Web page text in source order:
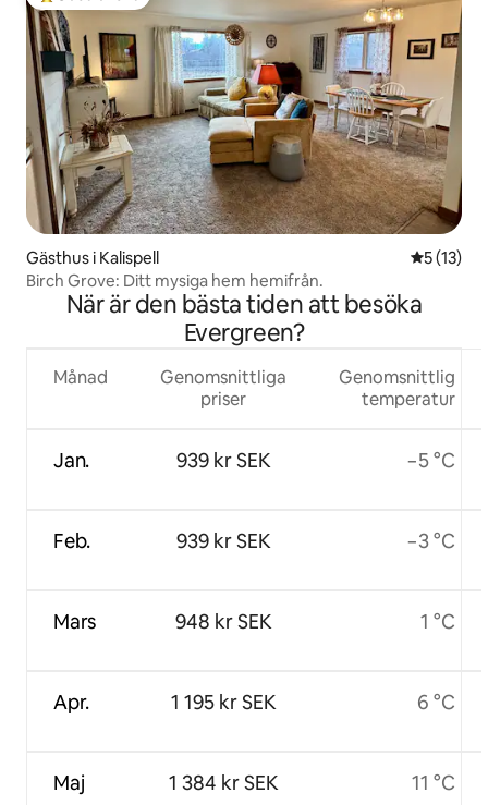
Gästhus i Kalispell 5 av 5 i
5 (13)
Birch Grove: Ditt mysiga hem hemifrån.
När är den bästa tiden att besöka
Evergreen?
Månad
Jan.
Feb.
Mars
Apr.
Maj
Genomsnittliga
priser
939 kr SEK
939 kr SEK
948 kr SEK
1 195 kr SEK
1 384 kr SEK
Genomsnittlig
temperatur
−5 °C
−3 °C
1 °C
6 °C
11 °C